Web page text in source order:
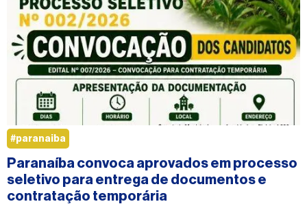
Paranaíba convoca aprovados em processo
seletivo para entrega de documentos e
contratação temporária
#paranaiba